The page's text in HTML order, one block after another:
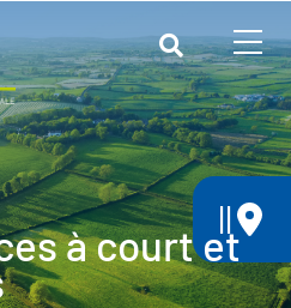
à court et
||